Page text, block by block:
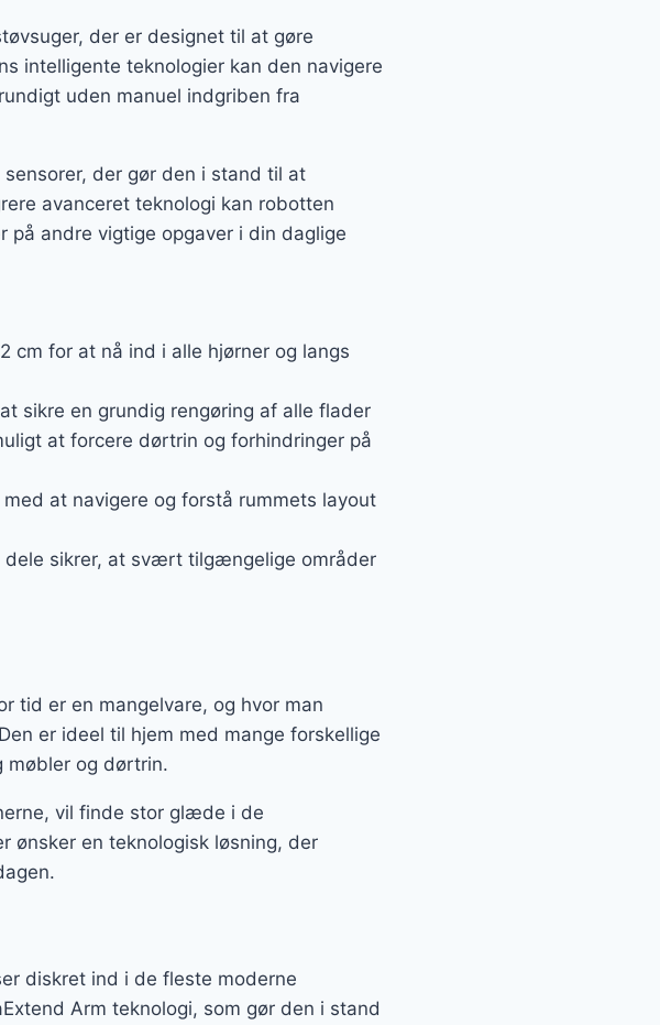
der er designet til at gøre
intelligente teknologier kan den navigere
uden manuel indgriben fra
der gør den i stand til at
avanceret teknologi kan robotten
andre vigtige opgaver i din daglige
cm for at nå ind i alle hjørner og langs
sikre en grundig rengøring af alle flader
at forcere dørtrin og forhindringer på
at navigere og forstå rummets layout
sikrer, at svært tilgængelige områder
tid er en mangelvare, og hvor man
er ideel til hjem med mange forskellige
møbler og dørtrin.
vil finde stor glæde i de
ønsker en teknologisk løsning, der
diskret ind i de fleste moderne
Arm teknologi, som gør den i stand